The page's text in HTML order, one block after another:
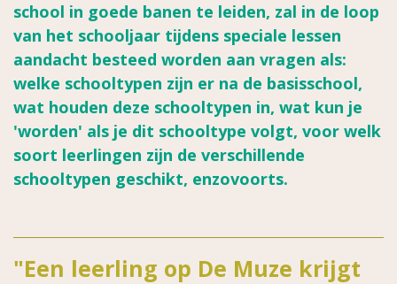
school in goede banen te leiden, zal in de loop
van het schooljaar tijdens speciale lessen
aandacht besteed worden aan vragen als:
welke schooltypen zijn er na de basisschool,
wat houden deze schooltypen in, wat kun je
'worden' als je dit schooltype volgt, voor welk
soort leerlingen zijn de verschillende
schooltypen geschikt, enzovoorts.
"Een leerling op De Muze krijgt